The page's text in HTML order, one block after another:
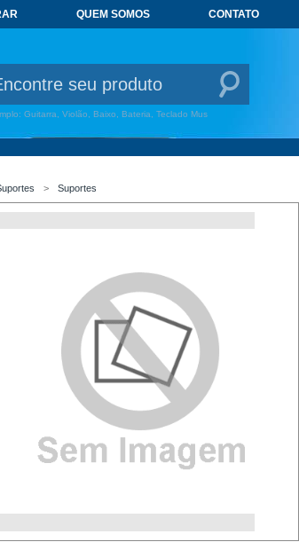
QUEM SOMOS CONTATO
Guitarra, Violão, Baixo, Bateria, Teclado Mus
Suportes